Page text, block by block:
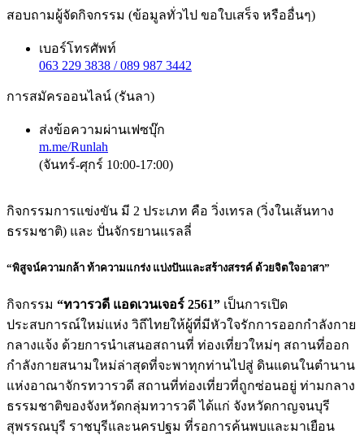
สอบถามผู้จัดกิจกรรม (ข้อมูลทั่วไป ขอใบเสร็จ หรืออื่นๆ)
เบอร์โทรศัพท์
063 229 3838 / 089 987 3442
การสมัครออนไลน์ (รันลา)
ส่งข้อความผ่านเฟซบุ๊ก
m.me/Runlah
(จันทร์-ศุกร์ 10:00-17:00)
กิจกรรมการแข่งขัน มี 2 ประเภท คือ วิ่งเทรล (วิ่งในเส้นทาง
ธรรมชาติ) และ ปั่นจักรยานแรลลี่
“พิสูจน์ความกล้า ท้าความแกร่ง แบ่งปันและสร้างสรรค์ ด้วยจิตใจอาสา”
กิจกรรม “ทวารวดี แอดเวนเจอร์ 2561” เป็นการเปิด
ประสบการณ์ใหม่แห่ง วิถีไทยให้ผู้ที่มีหัวใจรักการออกกำลังกาย
กลางแจ้ง ด้วยการนำเสนอสถานที่ ท่องเที่ยวใหม่ๆ สถานที่ออก
กำลังกายสนามใหม่ล่าสุดที่จะพาทุกท่านไปสู่ ดินแดนในตำนาน
แห่งอาณาจักรทวารวดี สถานที่ท่องเที่ยวที่ถูกซ่อนอยู่ ท่ามกลาง
ธรรมชาติของจังหวัดกลุ่มทวารวดี ได้แก่ จังหวัดกาญจนบุรี
สุพรรณบุรี ราชบุรีและนครปฐม ที่รอการค้นพบและมาเยือน